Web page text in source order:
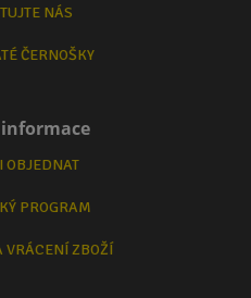
NÁS
ČERNOŠKY
OBJEDNAT
PROGRAM
VRÁCENÍ ZBOŽÍ